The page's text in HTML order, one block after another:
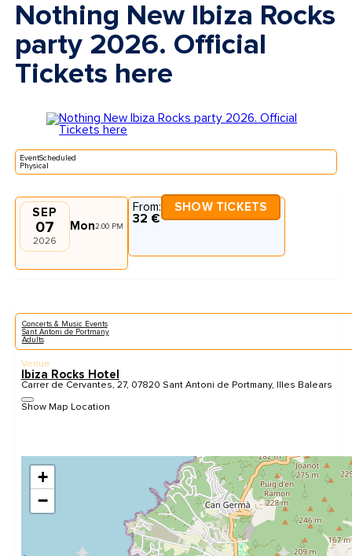
Nothing New Ibiza Rocks
party 2026. Official
Tickets here
EventScheduled
Physical
SEP
07
2026
Mon2:00 PM
From:
32 €
SHOW TICKETS
Concerts & Music Events
Sant Antoni de Portmany
Adults
Venue
Ibiza Rocks Hotel
Carrer de Cervantes, 27, 07820 Sant Antoni de Portmany, Illes Balears
Show Map Location
+
−